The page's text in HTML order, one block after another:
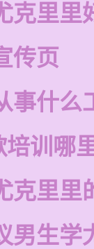
克里里
传页
事什么
训哪
克里里
男生学